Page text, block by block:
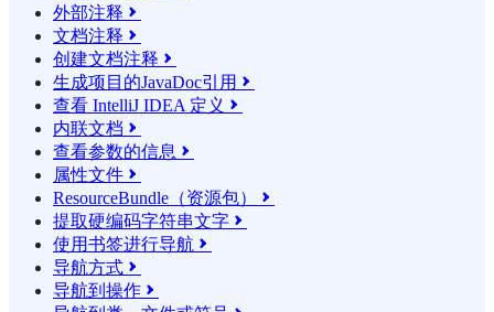
外部注释 
文档注释 
创建文档注释 
生成项目的JavaDoc引用 
查看 IntelliJ IDEA 定义 
内联文档 
查看参数的信息 
属性文件 
ResourceBundle（资源包） 
提取硬编码字符串文字 
使用书签进行导航 
导航方式 
导航到操作 